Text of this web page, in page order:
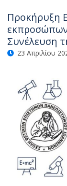
Προκήρυξη
Συνέλευση
23 Απριλίου